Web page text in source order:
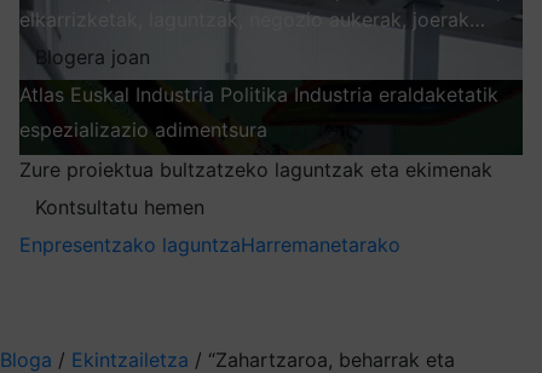
elkarrizketak, laguntzak, negozio aukerak, joerak…
Blogera joan
Atlas Euskal Industria Politika Industria eraldaketatik
espezializazio adimentsura
Zure proiektua bultzatzeko laguntzak eta ekimenak
Kontsultatu hemen
Enpresentzako laguntzaHarremanetarako
Bloga / Ekintzailetza / “Zahartzaroa, beharrak eta